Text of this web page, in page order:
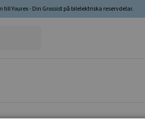
till Yourex - Din Grossist på bilelektriska reservdelar.